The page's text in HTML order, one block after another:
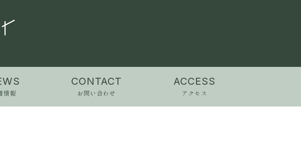
情報
CONTACT
お問い合わせ
ACCESS
アクセス